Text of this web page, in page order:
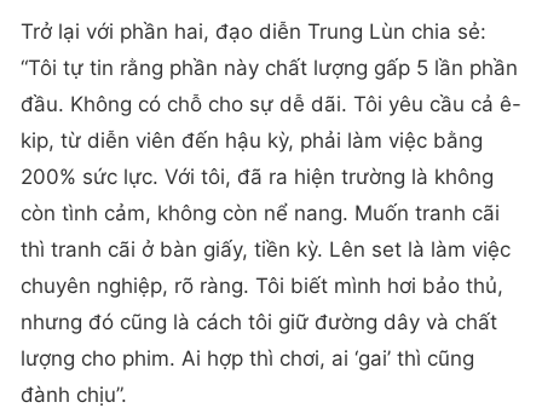
Trở lại với phần hai, đạo diễn Trung Lùn chia sẻ:
“Tôi tự tin rằng phần này chất lượng gấp 5 lần phần
đầu. Không có chỗ cho sự dễ dãi. Tôi yêu cầu cả ê-
kip, từ diễn viên đến hậu kỳ, phải làm việc bằng
200% sức lực. Với tôi, đã ra hiện trường là không
còn tình cảm, không còn nể nang. Muốn tranh cãi
thì tranh cãi ở bàn giấy, tiền kỳ. Lên set là làm việc
chuyên nghiệp, rõ ràng. Tôi biết mình hơi bảo thủ,
nhưng đó cũng là cách tôi giữ đường dây và chất
lượng cho phim. Ai hợp thì chơi, ai ‘gai’ thì cũng
đành chịu”.